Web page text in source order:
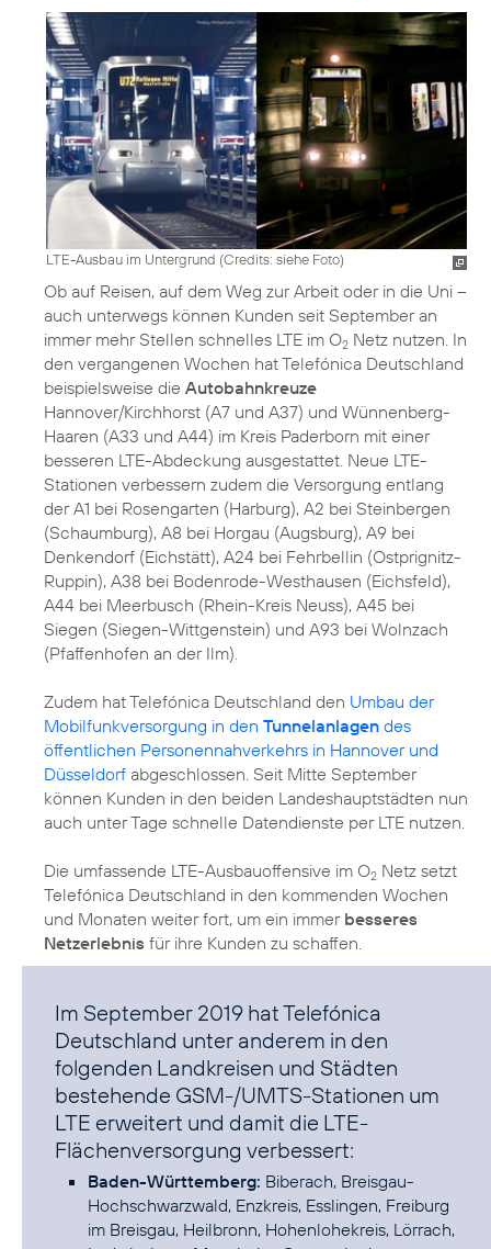
LTE-Ausbau im Untergrund (Credits: siehe Foto)
Ob auf Reisen, auf dem Weg zur Arbeit oder in die Uni –
auch unterwegs können Kunden seit September an
immer mehr Stellen schnelles LTE im O2 Netz nutzen. In
den vergangenen Wochen hat Telefónica Deutschland
beispielsweise die Autobahnkreuze
Hannover/Kirchhorst (A7 und A37) und Wünnenberg-
Haaren (A33 und A44) im Kreis Paderborn mit einer
besseren LTE-Abdeckung ausgestattet. Neue LTE-
Stationen verbessern zudem die Versorgung entlang
der A1 bei Rosengarten (Harburg), A2 bei Steinbergen
(Schaumburg), A8 bei Horgau (Augsburg), A9 bei
Denkendorf (Eichstätt), A24 bei Fehrbellin (Ostprignitz-
Ruppin), A38 bei Bodenrode-Westhausen (Eichsfeld),
A44 bei Meerbusch (Rhein-Kreis Neuss), A45 bei
Siegen (Siegen-Wittgenstein) und A93 bei Wolnzach
(Pfaffenhofen an der Ilm).
Zudem hat Telefónica Deutschland den Umbau der
Mobilfunkversorgung in den Tunnelanlagen des
öffentlichen Personennahverkehrs in Hannover und
Düsseldorf abgeschlossen. Seit Mitte September
können Kunden in den beiden Landeshauptstädten nun
auch unter Tage schnelle Datendienste per LTE nutzen.
Die umfassende LTE-Ausbauoffensive im O2 Netz setzt
Telefónica Deutschland in den kommenden Wochen
und Monaten weiter fort, um ein immer besseres
Netzerlebnis
Im September 2019 hat Telefónica
Deutschland unter anderem in den
folgenden Landkreisen und Städten
bestehende GSM-/UMTS-Stationen um
LTE erweitert und damit die LTE-
Flächenversorgung verbessert:
Baden-Württemberg: Biberach, Breisgau-
Hochschwarzwald, Enzkreis, Esslingen, Freiburg
im Breisgau, Heilbronn, Hohenlohekreis, Lörrach,